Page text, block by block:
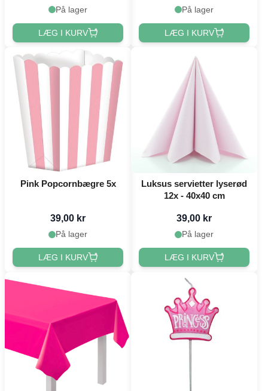
På lager
LÆG I KURV
På lager
LÆG I KURV
Pink Popcornbægre 5x
39,00 kr
På lager
LÆG I KURV
Luksus servietter lyserød
12x - 40x40 cm
39,00 kr
På lager
LÆG I KURV